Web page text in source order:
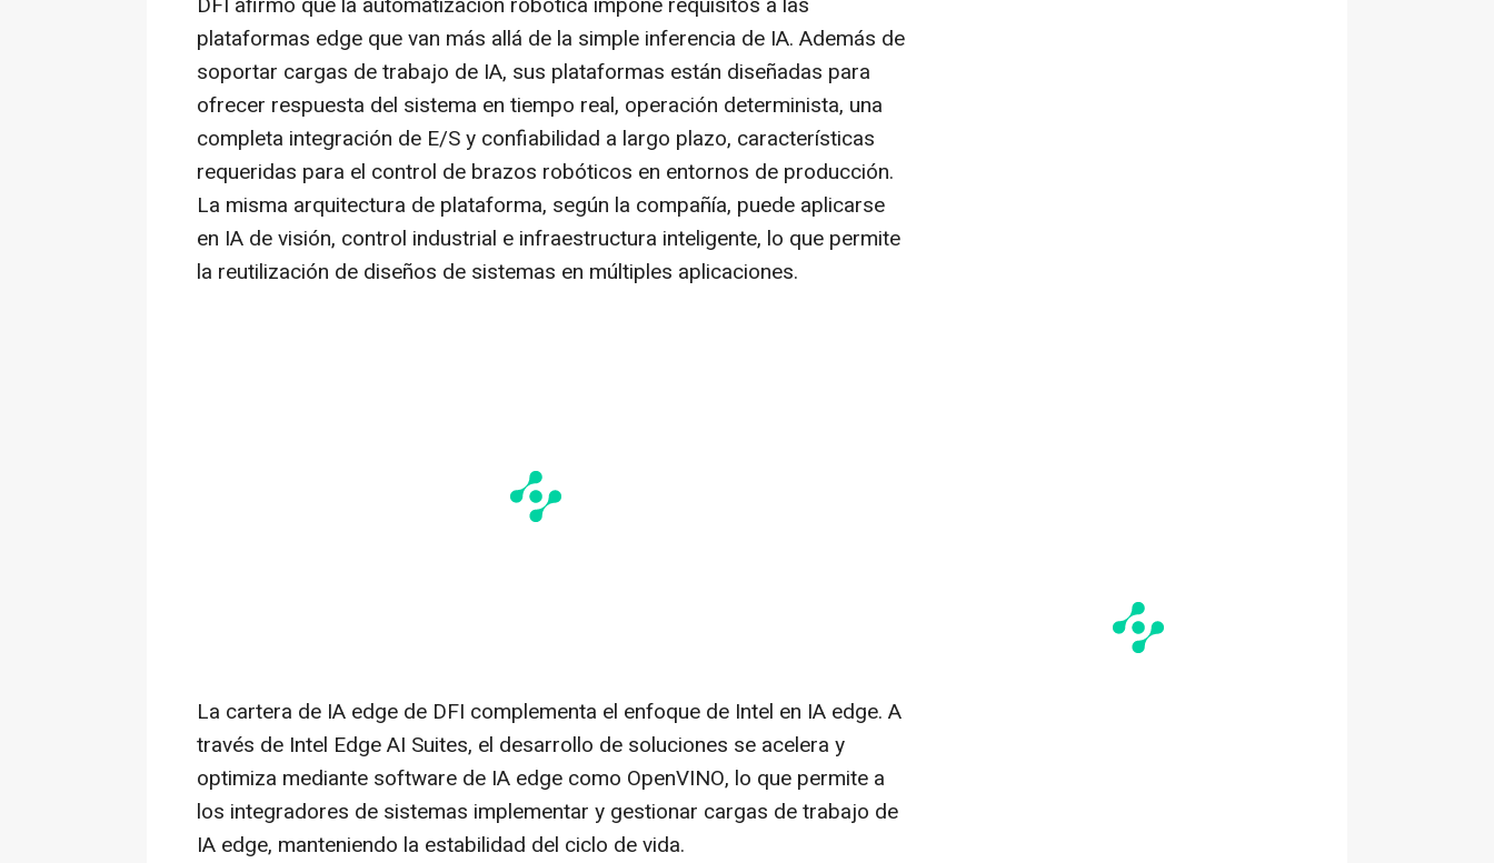
plataformas edge que van más allá de la simple inferencia de IA. Además de
soportar cargas de trabajo de IA, sus plataformas están diseñadas para
ofrecer respuesta del sistema en tiempo real, operación determinista, una
completa integración de E/S y confiabilidad a largo plazo, características
requeridas para el control de brazos robóticos en entornos de producción.
La misma arquitectura de plataforma, según la compañía, puede aplicarse
en IA de visión, control industrial e infraestructura inteligente, lo que permite
la reutilización de diseños de sistemas en múltiples aplicaciones.
La cartera de IA edge de DFI complementa el enfoque de Intel en IA edge. A
través de Intel Edge AI Suites, el desarrollo de soluciones se acelera y
optimiza mediante software de IA edge como OpenVINO, lo que permite a
los integradores de sistemas implementar y gestionar cargas de trabajo de
IA edge, manteniendo la estabilidad del ciclo de vida.